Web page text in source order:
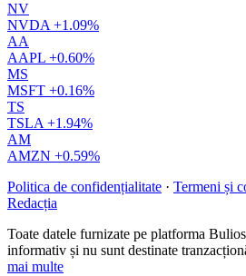
NV
NVDA +1.09%
AA
AAPL +0.60%
MS
MSFT +0.16%
TS
TSLA +1.94%
AM
AMZN +0.59%
Politica de confidențialitate · Termeni și
Redacția
Toate datele furnizate pe platforma
informativ și nu sunt destinate
mai multe